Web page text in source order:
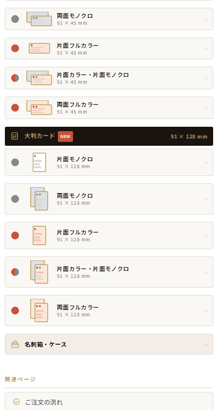
両面モノクロ
91 × 45 mm
›
片面フルカラー
91 × 45 mm
›
片面カラー・片面モノクロ
91 × 45 mm
›
両面フルカラー
91 × 45 mm
›
大判カード NEW 91 × 128 mm
片面モノクロ
91 × 128 mm
›
両面モノクロ
91 × 128 mm
›
片面フルカラー
91 × 128 mm
›
片面カラー・片面モノクロ
91 × 128 mm
›
両面フルカラー
91 × 128 mm
›
名刺箱・ケース ›
関連ページ
ご注文の流れ